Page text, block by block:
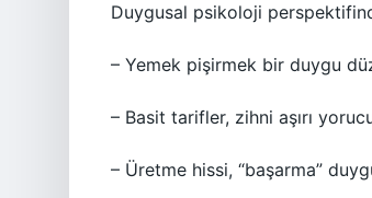
Duygusal psikoloji
– Yemek pişirmek bir duygu
– Basit tarifler, zihni aşırı
– Üretme hissi, “başarma”